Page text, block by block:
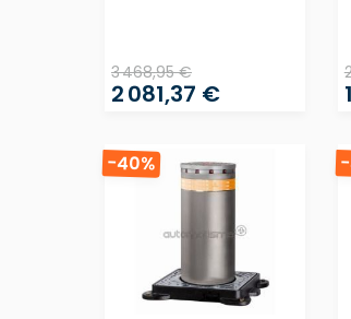
3 468,95 €
2 081,37 €
-40%